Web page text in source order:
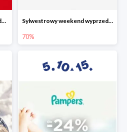
Wyprzedaż sezonu w 5.10.15 do -70% Sylwestrowy weekend wyprzedaży do -70%
70%